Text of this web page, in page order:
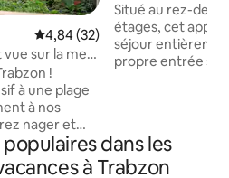
Évaluation moyenne sur la
4,84 (32)
vue sur la mer
!
à une plage
à nos
nager et
mer
spacieuse
Situé au rez-de-
étages, cet
séjour
propre entrée
extérieurs
l'annonce, y
dans les
à Trabzon